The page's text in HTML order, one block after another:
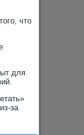
чтο
для
за